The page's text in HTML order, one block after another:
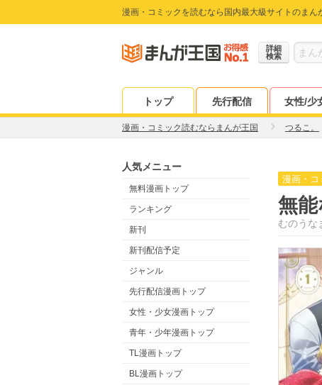
漫画・コミックを読むなら国内最大級サイトのまん
詳細
検索
トップ 先行配信 女性/少
漫画・コミック読むならまんが王国 つるこ。
人気メニュー
無料漫画トップ
ランキング
新刊
新刊配信予定
ジャンル
先行配信漫画トップ
女性・少女漫画トップ
青年・少年漫画トップ
TL漫画トップ
BL漫画トップ
漫画・コ
無
むのうな